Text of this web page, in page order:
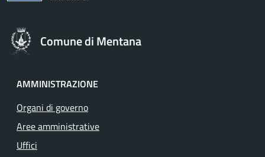
Comune di Mentana
AMMINISTRAZIONE
Organi di governo
Aree amministrative
Uffici